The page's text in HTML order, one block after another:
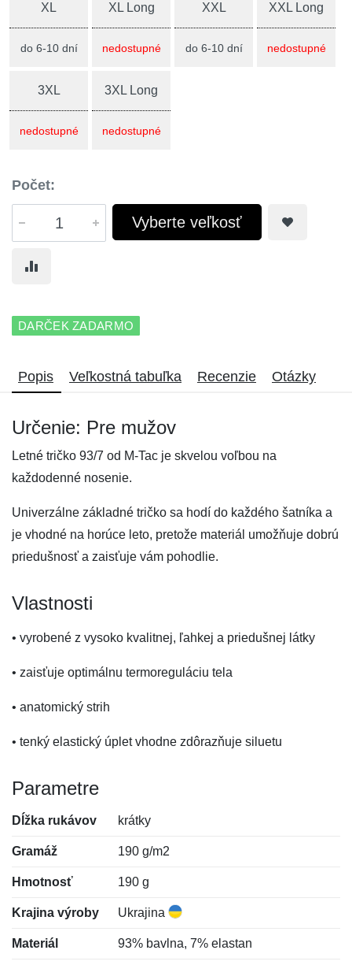
XL
do 6-10 dní
XL Long
nedostupné
XXL
do 6-10 dní
XXL Long
nedostupné
3XL
nedostupné
3XL Long
nedostupné
Počet:
Vyberte veľkosť
DARČEK ZADARMO
Popis Veľkostná tabuľka Recenzie Otázky
Určenie: Pre mužov
Letné tričko 93/7 od M-Tac je skvelou voľbou na
každodenné nosenie.
Univerzálne základné tričko sa hodí do každého šatníka a
je vhodné na horúce leto, pretože materiál umožňuje dobrú
priedušnosť a zaisťuje vám pohodlie.
Vlastnosti
• vyrobené z vysoko kvalitnej, ľahkej a priedušnej látky
• zaisťuje optimálnu termoreguláciu tela
• anatomický strih
• tenký elastický úplet vhodne zdôrazňuje siluetu
Parametre
Dĺžka rukávov krátky
Gramáž 190 g/m2
Hmotnosť 190 g
Krajina výroby Ukrajina
Materiál 93% bavlna, 7% elastan